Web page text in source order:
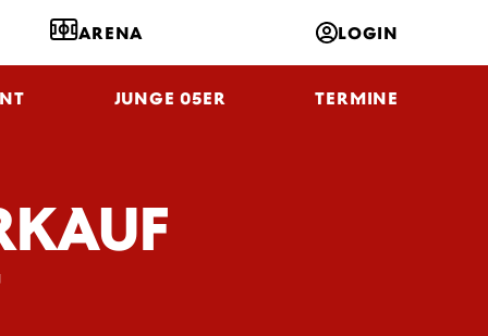
ARENA LOGIN
JUNGE 05ER TERMINE